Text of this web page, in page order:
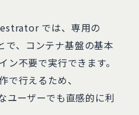
では、専用の
、コンテナ基盤の基本
ン不要で実行できます。
で行えるため、
ーザーでも直感的に利